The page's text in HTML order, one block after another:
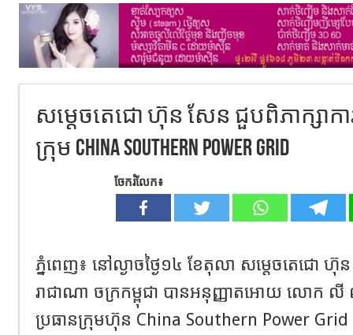
សម្តេចតេជោ ហ៊ុន សែន ជួបពិភាក្សាក
ក្រុម China Southern Power Grid
ចែករំលែក៖
ភ្នំពេញ៖ នៅល្ងាចថ្ងៃ១៤ ខែតុលា សម្តេចតេជោ ហ៊ុន
រាជាណា ចក្រកម្ពុជា បានអនុញ្ញាតអោយ លោក
ប្រធានក្រុមហ៊ុន China Southern Power Grid